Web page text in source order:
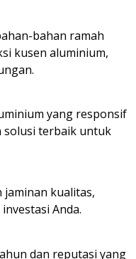
bahan ramah
kusen aluminium,
yang responsif
solusi terbaik untuk
kualitas,
Anda.
dan reputasi yang